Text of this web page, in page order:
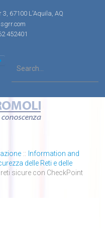
3, 67100 L'Aquila, AQ
452401
:: Information and
delle Reti e delle
sicure con CheckPoint